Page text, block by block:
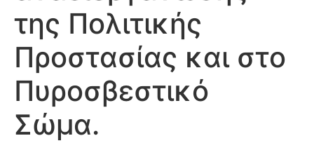
της Πολιτικής
Προστασίας και στο
Πυροσβεστικό
Σώμα.